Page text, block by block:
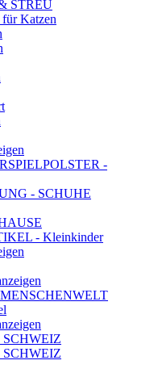
STREU
Katzen
-
- SCHUHE
- Kleinkinder